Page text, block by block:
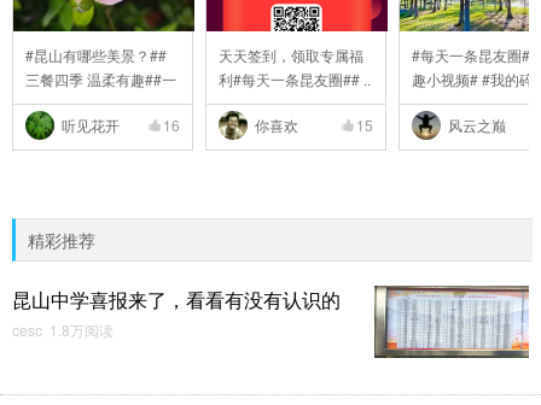
#昆山有哪些美景？##
三餐四季 温柔有趣##一
..
听见花开
16
天天签到，领取专属福
利#每天一条昆友圈## ..
你喜欢 15
#每天一条昆友圈#
趣小视频# #我的碎
风云之巅
精彩推荐
昆山中学喜报来了，看看有没有认识的
cesc 1.8万阅读